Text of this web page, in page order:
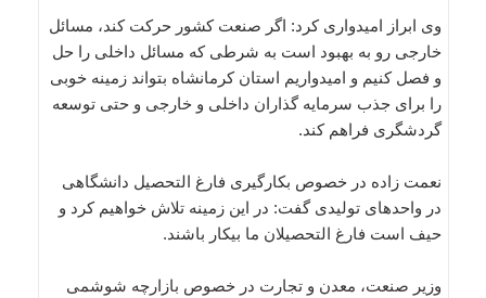
وی ابراز امیدواری کرد: اگر صنعت کشور حرکت کند، مسائل
خارجی رو به بهبود است به شرطی که مسائل داخلی را حل
و فصل کنیم و امیدواریم استان کرمانشاه بتواند زمینه خوبی
را برای جذب سرمایه گذاران داخلی و خارجی و حتی توسعه
گردشگری فراهم کند.
نعمت زاده در خصوص بکارگیری فارغ التحصیل دانشگاهی
در واحدهای تولیدی گفت: در این زمینه تلاش خواهیم کرد و
حیف است فارغ التحصیلان ما بیکار باشند.
وزیر صنعت، معدن و تجارت در خصوص بازارچه شوشمی